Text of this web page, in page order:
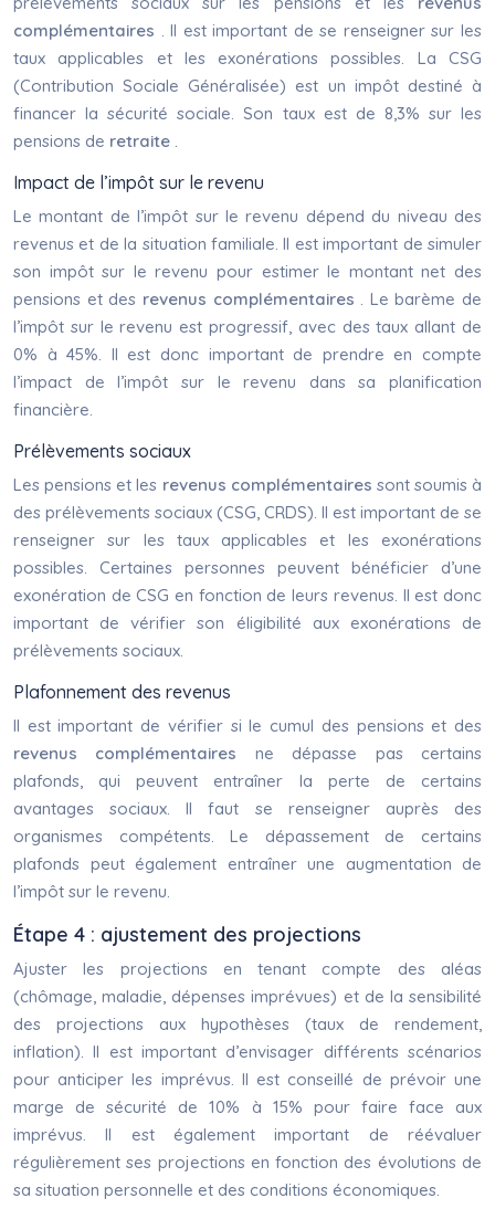
complémentaires . Il est important de se renseigner sur les
taux applicables et les exonérations possibles. La CSG
(Contribution Sociale Généralisée) est un impôt destiné à
financer la sécurité sociale. Son taux est de 8,3% sur les
pensions de retraite .
Impact de l’impôt sur le revenu
Le montant de l’impôt sur le revenu dépend du niveau des
revenus et de la situation familiale. Il est important de simuler
son impôt sur le revenu pour estimer le montant net des
pensions et des revenus complémentaires . Le barème de
l’impôt sur le revenu est progressif, avec des taux allant de
0% à 45%. Il est donc important de prendre en compte
l’impact de l’impôt sur le revenu dans sa planification
financière.
Prélèvements sociaux
Les pensions et les revenus complémentaires sont soumis à
des prélèvements sociaux (CSG, CRDS). Il est important de se
renseigner sur les taux applicables et les exonérations
possibles. Certaines personnes peuvent bénéficier d’une
exonération de CSG en fonction de leurs revenus. Il est donc
important de vérifier son éligibilité aux exonérations de
prélèvements sociaux.
Plafonnement des revenus
Il est important de vérifier si le cumul des pensions et des
revenus complémentaires ne dépasse pas certains
plafonds, qui peuvent entraîner la perte de certains
avantages sociaux. Il faut se renseigner auprès des
organismes compétents. Le dépassement de certains
plafonds peut également entraîner une augmentation de
l’impôt sur le revenu.
Étape 4 : ajustement des projections
Ajuster les projections en tenant compte des aléas
(chômage, maladie, dépenses imprévues) et de la sensibilité
des projections aux hypothèses (taux de rendement,
inflation). Il est important d’envisager différents scénarios
pour anticiper les imprévus. Il est conseillé de prévoir une
marge de sécurité de 10% à 15% pour faire face aux
imprévus. Il est également important de réévaluer
régulièrement ses projections en fonction des évolutions de
sa situation personnelle et des conditions économiques.